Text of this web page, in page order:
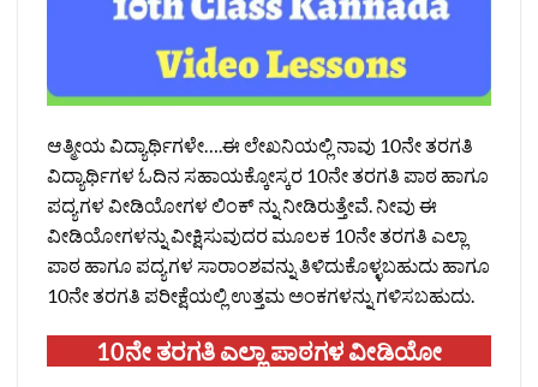
ಆತ್ಮೀಯ ವಿದ್ಯಾರ್ಥಿಗಳೇ….ಈ ಲೇಖನಿಯಲ್ಲಿ ನಾವು 10ನೇ ತರಗತಿ
ವಿದ್ಯಾರ್ಥಿಗಳ ಓದಿನ ಸಹಾಯಕ್ಕೋಸ್ಕರ 10ನೇ ತರಗತಿ ಪಾಠ ಹಾಗೂ
ಪದ್ಯಗಳ ವೀಡಿಯೋಗಳ ಲಿಂಕ್‌ ನ್ನು ನೀಡಿರುತ್ತೇವೆ. ನೀವು ಈ
ವೀಡಿಯೋಗಳನ್ನು ವೀಕ್ಷಿಸುವುದರ ಮೂಲಕ 10ನೇ ತರಗತಿ ಎಲ್ಲಾ
ಪಾಠ ಹಾಗೂ ಪದ್ಯಗಳ ಸಾರಾಂಶವನ್ನು ತಿಳಿದುಕೊಳ್ಳಬಹುದು ಹಾಗೂ
10ನೇ ತರಗತಿ ಪರೀಕ್ಷೆಯಲ್ಲಿ ಉತ್ತಮ ಅಂಕಗಳನ್ನು ಗಳಿಸಬಹುದು.
10ನೇ ತರಗತಿ ಎಲ್ಲಾ ಪಾಠಗಳ ವೀಡಿಯೋ